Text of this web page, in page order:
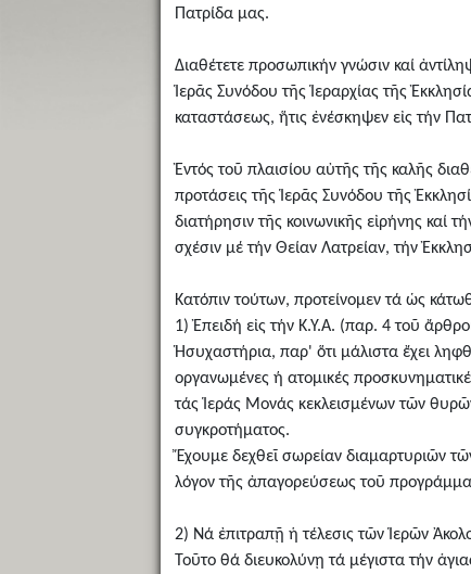
Πατρίδα μας.
Διαθέτετε προσωπικήν γνώσιν καί
Ἱερᾶς Συνόδου τῆς Ἱεραρχίας τῆς
καταστάσεως, ἥτις ἐνέσκηψεν εἰς τήν
Ἐντός τοῦ πλαισίου αὐτῆς τῆς καλῆς
προτάσεις τῆς Ἱερᾶς Συνόδου τῆς
διατήρησιν τῆς κοινωνικῆς εἰρήνης καί
σχέσιν μέ τήν Θείαν Λατρείαν, τήν
Κατόπιν τούτων, προτείνομεν τά ὡς
1) Ἐπειδή εἰς τήν Κ.Υ.Α. (παρ. 4 τοῦ
Ἡσυχαστήρια, παρ' ὅτι μάλιστα ἔχει
οργανωμένες ή ατομικές
τάς Ἱεράς Μονάς κεκλεισμένων τῶν
συγκροτήματος.
Ἔχουμε δεχθεῖ σωρείαν διαμαρτυριῶν
λόγον τῆς ἀπαγορεύσεως τοῦ
2) Νά ἐπιτραπῇ ἡ τέλεσις τῶν Ἱερῶν
Τοῦτο θά διευκολύνῃ τά μέγιστα τήν